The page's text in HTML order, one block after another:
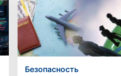
Безопасность